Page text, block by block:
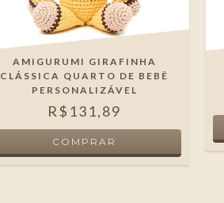
AMIGURUMI GIRAFINHA
CLÁSSICA QUARTO DE BEBÊ
PERSONALIZÁVEL
R$131,89